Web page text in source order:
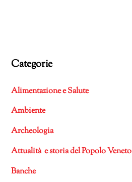
Categorie
Alimentazione e Salute
Ambiente
Archeologia
Attualità e storia del Popolo Veneto
Banche